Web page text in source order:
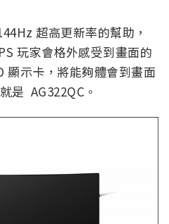
超高更新率的幫助，
玩家會格外感受到畫面的
顯示卡，將能夠體會到畫面
是 AG322QC。